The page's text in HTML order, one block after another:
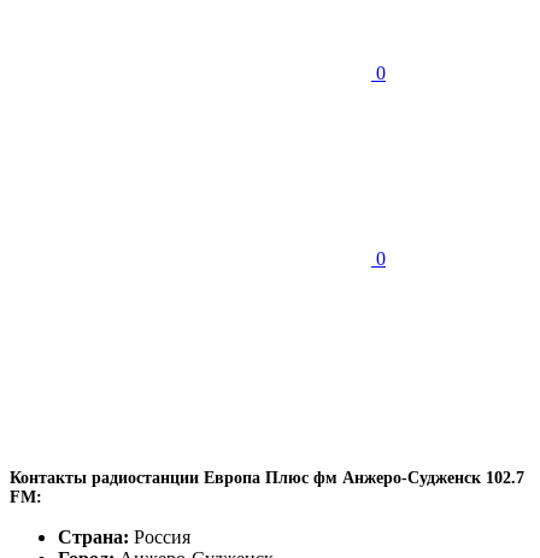
0
0
Контакты радиостанции Европа Плюс фм Анжеро-Судженск 102.7
FM:
Страна: Россия